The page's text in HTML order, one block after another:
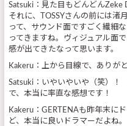
Satsuki：見た目もどんどんZeke
それに、TOSSYさんの前には渚
って、サウンド面ですごく繊細
ってきますね。ヴィジュアル面
感が出てきたなって思います。
Kakeru：上から目線で、ありが
Satsuki：いやいやいや（笑）！
で、本当に率直な感想です！
Kakeru：GERTENAも昨年末に
ど、本当に良いドラマーだよね。